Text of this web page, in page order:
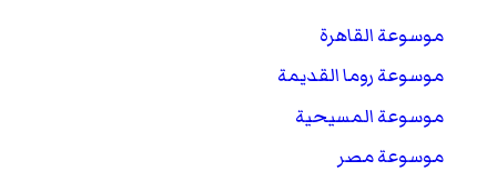
موسوعة القاهرة
موسوعة روما القديمة
موسوعة المسيحية
موسوعة مصر